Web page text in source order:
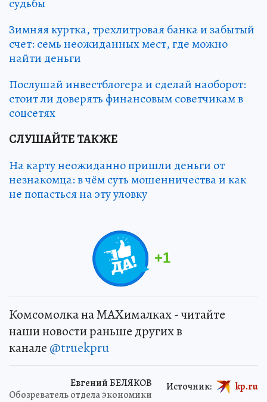
Зимняя куртка, трехлитровая банка и забытый
счет: семь неожиданных мест, где можно
найти деньги
Послушай инвестблогера и сделай наоборот:
стоит ли доверять финансовым советчикам в
соцсетях
СЛУШАЙТЕ ТАКЖЕ
На карту неожиданно пришли деньги от
незнакомца: в чём суть мошенничества и как
не попасться на эту уловку
+1
Комсомолка на MAXималках - читайте
наши новости раньше других в
канале @truekpru
Евгений БЕЛЯКОВ
Обозреватель отдела экономики
Источник: kp.ru